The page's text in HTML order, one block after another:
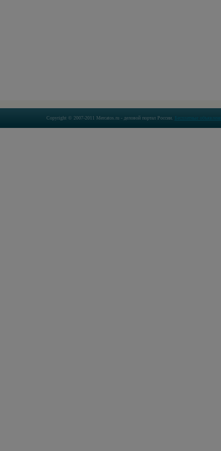
Copyright © 2007-2011 Mercatos.ru - деловой портал России. Бесплатные